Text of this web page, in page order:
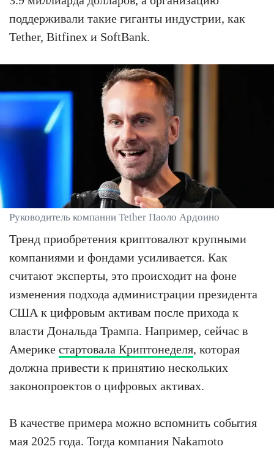
поддерживали такие гиганты индустрии, как
Tether, Bitfinex и SoftBank.
Руководитель компании Tether Паоло Ардоино
Тренд приобретения криптовалют крупными
компаниями и фондами усиливается. Как
считают эксперты, это происходит на фоне
изменения подхода администрации президента
США к цифровым активам после прихода к
власти Дональда Трампа. Например, сейчас в
Америке стартовала Криптонеделя, которая
должна привести к принятию нескольких
законопроектов о цифровых активах.
В качестве примера можно вспомнить события
мая 2025 года. Тогда компания Nakamoto